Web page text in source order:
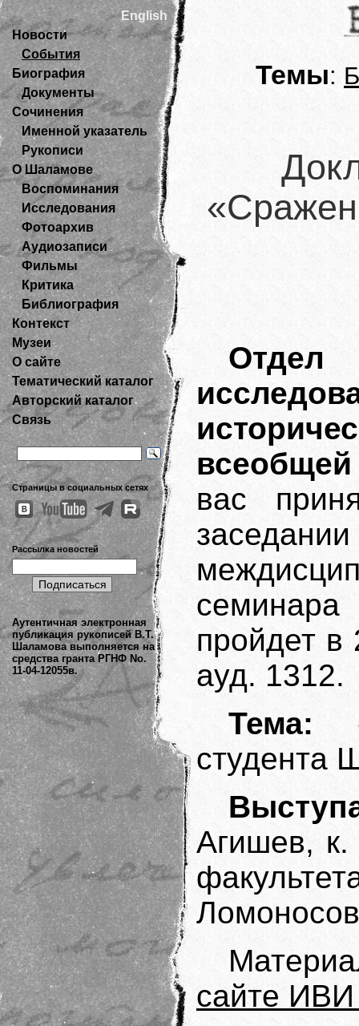
English
Новости
События
Биография
Документы
Сочинения
Именной указатель
Рукописи
О Шаламове
Воспоминания
Исследования
Фотоархив
Аудиозаписи
Фильмы
Критика
Библиография
Контекст
Музеи
О сайте
Тематический каталог
Авторский каталог
Связь
Страницы в социальных сетях
Рассылка новостей
Аутентичная электронная
публикация рукописей В.Т.
Шаламова выполняется на
средства гранта РГНФ No.
11-04-12055в.
Темы:
вас
семинара
пройдет в
ауд. 1312.
Тема:
студента
Агишев, к.
сайте